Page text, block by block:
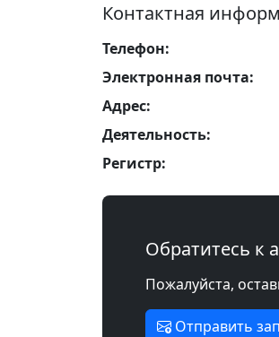
Контактная
Телефон:
Электронная почта:
Адрес:
Деятельность:
Регистр:
Обратитесь к
Пожалуйста,
Отправить